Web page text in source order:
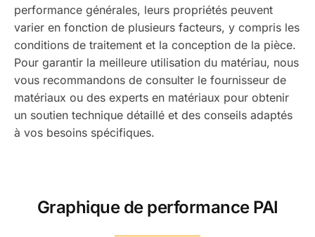
performance générales, leurs propriétés peuvent
varier en fonction de plusieurs facteurs, y compris les
conditions de traitement et la conception de la pièce.
Pour garantir la meilleure utilisation du matériau, nous
vous recommandons de consulter le fournisseur de
matériaux ou des experts en matériaux pour obtenir
un soutien technique détaillé et des conseils adaptés
à vos besoins spécifiques.
Graphique de performance PAI